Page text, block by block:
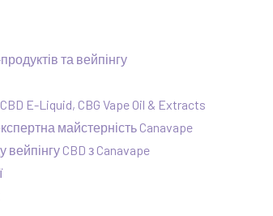
та вейпінгу
E-Liquid, CBG Vape Oil & Extracts
майстерність Canavape
CBD з Canavape